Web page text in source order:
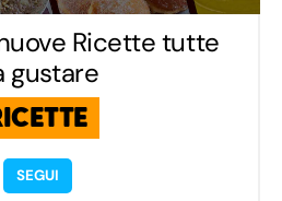
Ricette tutte
gustare
SEGUI